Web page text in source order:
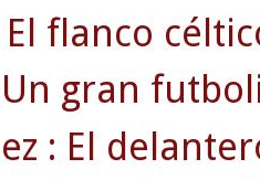
El flanco
gran
: El